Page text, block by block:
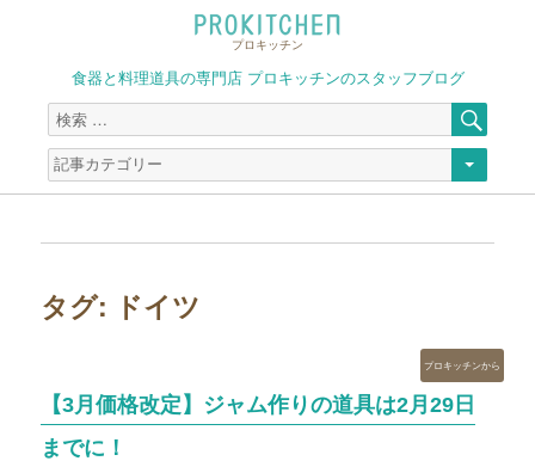
プロキッチン
食器と料理道具の専門店 プロキッチンのスタッフブログ
検
索
対
象:
索
タグ: ドイツ
【3月価格改定】ジャム作りの道具は2月29日
までに！
カ
テ
ゴ
プロキッチンから